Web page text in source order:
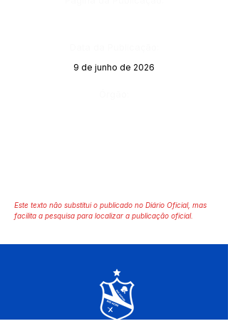
9 de junho de 2026
Este texto não substitui o publicado no Diário Oficial, mas
facilita a pesquisa para localizar a publicação oficial.